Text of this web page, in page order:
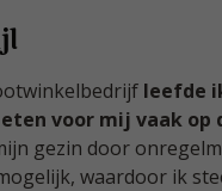
leefde
voor mij vaak op
gezin door
waardoor ik